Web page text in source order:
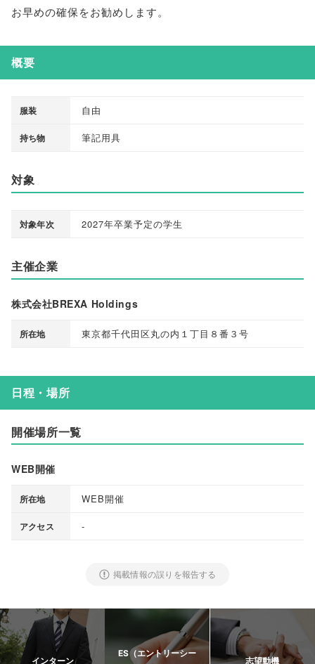
お早めの確保をお勧めします。
概要
服装 自由
持ち物 筆記用具
対象
対象年次 2027年卒業予定の学生
主催企業
株式会社BREXA Holdings
所在地 東京都千代田区丸の内１丁目８番３号
日程・場所
開催場所一覧
WEB開催
所在地 WEB開催
アクセス -
掲載情報の誤りを報告する
インターン
ES（エントリーシー
志望動機